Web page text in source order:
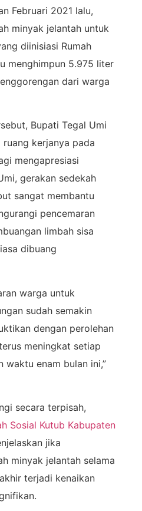
Februari 2021 lalu,
minyak jelantah untuk
diinisiasi Rumah
menghimpun 5.975 liter
dari warga
Bupati Tegal Umi
kerjanya pada
mengapresiasi
gerakan sedekah
sangat membantu
pencemaran
limbah sisa
dibuang
warga untuk
sudah semakin
dengan perolehan
meningkat setiap
waktu enam bulan ini,”
secara terpisah,
Sosial Kutub Kabupaten
jika
minyak jelantah selama
terjadi kenaikan